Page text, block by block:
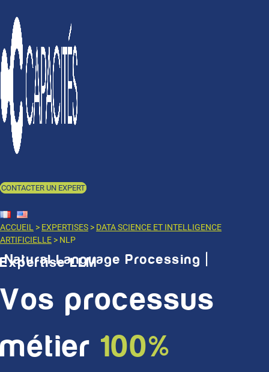
CONTACTER UN EXPERT
ACCUEIL > EXPERTISES > DATA SCIENCE ET INTELLIGENCE
ARTIFICIELLE > NLP
Natural Language Processing |
Expertise LLM
Vos processus
métier100%